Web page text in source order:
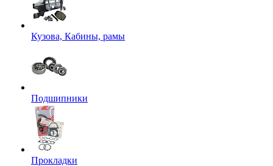
Кузова, Кабины, рамы
Подшипники
Прокладки